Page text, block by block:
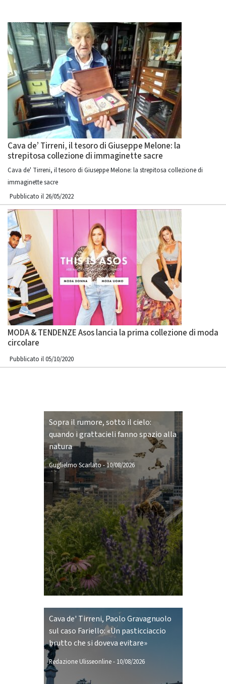
Cava de’ Tirreni, il tesoro di Giuseppe Melone: la
strepitosa collezione di immaginette sacre
Cava de' Tirreni, il tesoro di Giuseppe Melone: la strepitosa collezione di
immaginette sacre
Pubblicato il 26/05/2022
MODA & TENDENZE Asos lancia la prima collezione di moda
circolare
Pubblicato il 05/10/2020
Sopra il rumore, sotto il cielo:
quando i grattacieli fanno spazio alla
natura
Guglielmo Scarlato-10/08/2026
Cava de' Tirreni, Paolo Gravagnuolo
sul caso Fariello: «Un pasticciaccio
brutto che si doveva evitare»
Redazione Ulisseonline- 10/08/2026